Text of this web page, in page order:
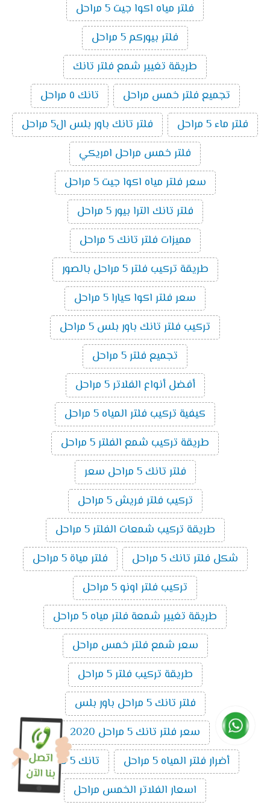
فلتر مياه اكوا جيت 5 مراحل
فلتر بيوركم 5 مراحل
طريقة تغيير شمع فلتر تانك
تجميع فلتر خمس مراحل
تانك ٥ مراحل
فلتر ماء 5 مراحل
فلتر تانك باور بلس ال5 مراحل
فلتر خمس مراحل امريكي
سعر فلتر مياه اكوا جيت 5 مراحل
فلتر تانك الترا بيور 5 مراحل
مميزات فلتر تانك 5 مراحل
طريقة تركيب فلتر 5 مراحل بالصور
سعر فلتر اكوا كيارا 5 مراحل
تركيب فلتر تانك باور بلس 5 مراحل
تجميع فلتر 5 مراحل
أفضل أنواع الفلاتر 5 مراحل
كيفية تركيب فلتر المياه 5 مراحل
طريقة تركيب شمع الفلتر 5 مراحل
فلتر تانك 5 مراحل سعر
تركيب فلتر فريش 5 مراحل
طريقة تركيب شمعات الفلتر 5 مراحل
شكل فلتر تانك 5 مراحل
فلتر مياة 5 مراحل
تركيب فلتر اونو 5 مراحل
طريقة تغيير شمعة فلتر مياه 5 مراحل
سعر شمع فلتر خمس مراحل
طريقة تركيب فلتر 5 مراحل
فلتر تانك 5 مراحل باور بلس
سعر فلتر تانك 5 مراحل 2020
أضرار فلتر المياه 5 مراحل
تانك 5 مراحل
اسعار الفلاتر الخمس مراحل